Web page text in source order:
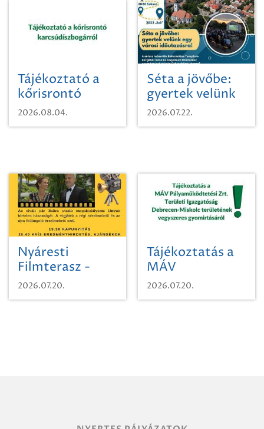
Tájékoztató a
kőrisrontó
karcsúdíszbogárról
2026.08.04.
Séta a jövőbe:
gyertek velünk
egy városi
időutazásra!
2026.07.22.
Nyáresti
Filmterasz -
Beugró a
Paradicsomba
2026.07.20.
Tájékoztatás a
MÁV
Pályaműködtetési
Zrt. Területi
2026.07.20.